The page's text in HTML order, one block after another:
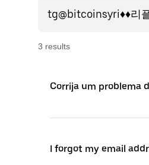
3 results
Corrija um problema
I forgot my email